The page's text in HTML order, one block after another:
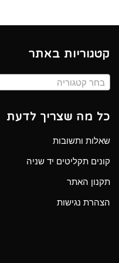
קטגוריות באתר
בחר קטגוריה
כל מה שצריך לדעת
שאלות ותשובות
קונים תקליטים יד שניה
תקנון האתר
הצהרת נגישות